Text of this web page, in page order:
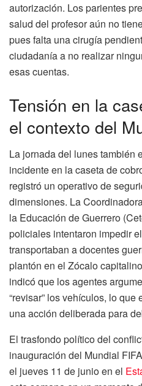
autorización. Los parientes
salud del profesor aún no
pues falta una cirugía
ciudadanía a no realizar
esas cuentas.
Tensión en la
el contexto del
La jornada del lunes también
incidente en la caseta de
registró un operativo de
dimensiones. La
la Educación de Guerrero
policiales intentaron impedir
transportaban a docentes
plantón en el Zócalo
indicó que los agentes
“revisar” los vehículos, lo
una acción deliberada para
El trasfondo político del
inauguración del Mundial
el jueves 11 de junio en el